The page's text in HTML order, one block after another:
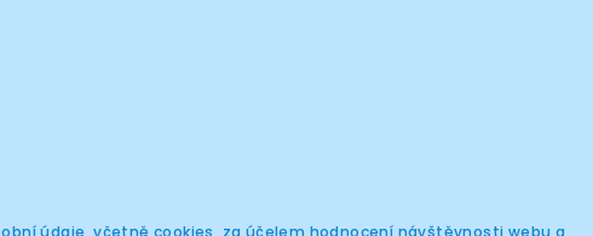
údaje, včetně cookies, za účelem hodnocení návštěvnosti webu a